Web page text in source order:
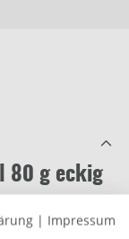
80 g eckig
| Impressum